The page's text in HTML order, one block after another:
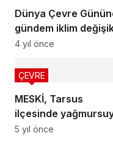
Dünya Çevre
gündem iklim
4 yıl önce
MESKİ, Tarsus
ilçesinde
çalışmalarını
ÇEVRE
5 yıl önce